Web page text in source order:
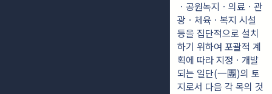
ㆍ공원녹지ㆍ의료ㆍ관
광ㆍ체육ㆍ복지 시설
등을 집단적으로 설치
하기 위하여 포괄적 계
획에 따라 지정ㆍ개발
되는 일단(一團)의 토
지로서 다음 각 목의 것